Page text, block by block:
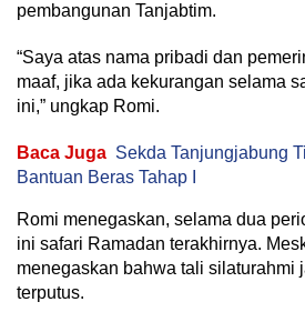
pembangunan Tanjabtim.
“Saya atas nama pribadi dan
maaf, jika ada kekurangan selama
ini,” ungkap Romi.
Baca Juga Sekda Tanjungjabung
Bantuan Beras Tahap I
Romi menegaskan, selama dua
ini safari Ramadan terakhirnya.
menegaskan bahwa tali silaturahmi
terputus.